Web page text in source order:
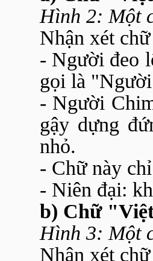
Hình 2: Một
Nhận xét
- Người đeo
gọi là
- Người
gậy dựng
nhỏ.
- Chữ này
- Niên đại:
b) Chữ
Hình 3: Một
Nhận xét